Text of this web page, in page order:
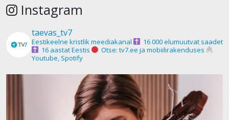
Instagram
taevas_tv7
Eestikeelne kristlik meediakanal
16 000 elumuutvat saadet
16 aastat Eestis
Otse: tv7.ee ja mobiilirakenduses
Youtube, Spotify